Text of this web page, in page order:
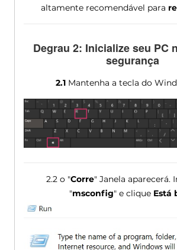
altamente recomendável para
Degrau 2: Inicialize seu PC
segurança
2.1 Mantenha a tecla do
2.2 o "Corre" Janela aparecerá.
"msconfig" e clique Está